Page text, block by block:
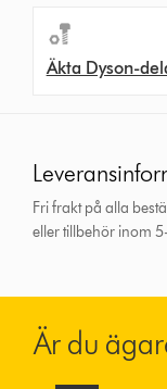
Äkta Dyson-
Fri frakt på alla
eller tillbehör inom
Är du